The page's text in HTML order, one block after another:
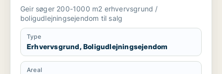
Nordsjælland
Geir søger 200-1000 m2 erhvervsgrund /
boligudlejningsejendom til salg
Type
Erhvervsgrund, Boligudlejningsejendom
Areal